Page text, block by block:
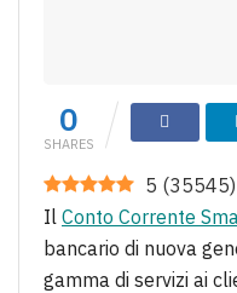
0
SHARES
5 (35545)
Il Conto Corrente
bancario di nuova
gamma di servizi ai